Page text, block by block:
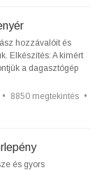
hozzávalóit és
Elkészítés: A kimért
a dagasztógép
• 8850 megtekintés •
és gyors